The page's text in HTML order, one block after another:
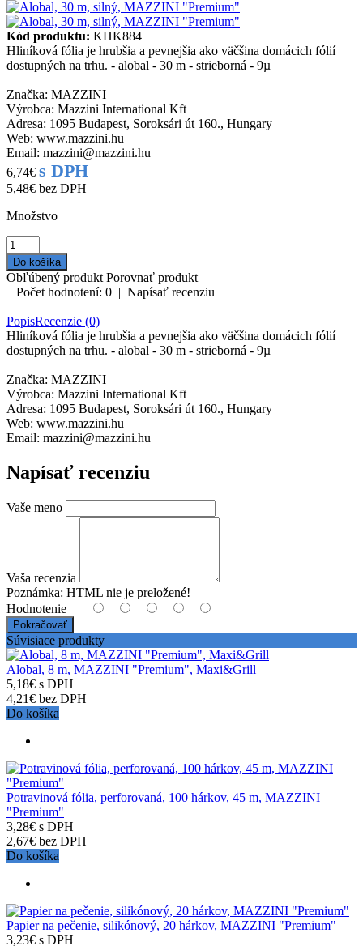
Kód produktu: KHK884
Hliníková fólia je hrubšia a pevnejšia ako väčšina domácich fólií
dostupných na trhu. - alobal - 30 m - strieborná - 9µ
Značka: MAZZINI
Výrobca: Mazzini International Kft
Adresa: 1095 Budapest, Soroksári út 160., Hungary
Web: www.mazzini.hu
Email: mazzini@mazzini.hu
6,74€ s DPH
5,48€ bez DPH
Množstvo
Obľúbený produkt Porovnať produkt
Počet hodnotení: 0 | Napísať recenziu
PopisRecenzie (0)
Hliníková fólia je hrubšia a pevnejšia ako väčšina domácich fólií
dostupných na trhu. - alobal - 30 m - strieborná - 9µ
Značka: MAZZINI
Výrobca: Mazzini International Kft
Adresa: 1095 Budapest, Soroksári út 160., Hungary
Web: www.mazzini.hu
Email: mazzini@mazzini.hu
Napísať recenziu
Vaše meno
Vaša recenzia
Poznámka: HTML nie je preložené!
Hodnotenie
Pokračovať
Súvisiace produkty
Alobal, 8 m, MAZZINI "Premium", Maxi&Grill
5,18€ s DPH
4,21€ bez DPH
Do košíka
Potravinová fólia, perforovaná, 100 hárkov, 45 m, MAZZINI
"Premium"
3,28€ s DPH
2,67€ bez DPH
Do košíka
Papier na pečenie, silikónový, 20 hárkov, MAZZINI "Premium"
3,23€ s DPH